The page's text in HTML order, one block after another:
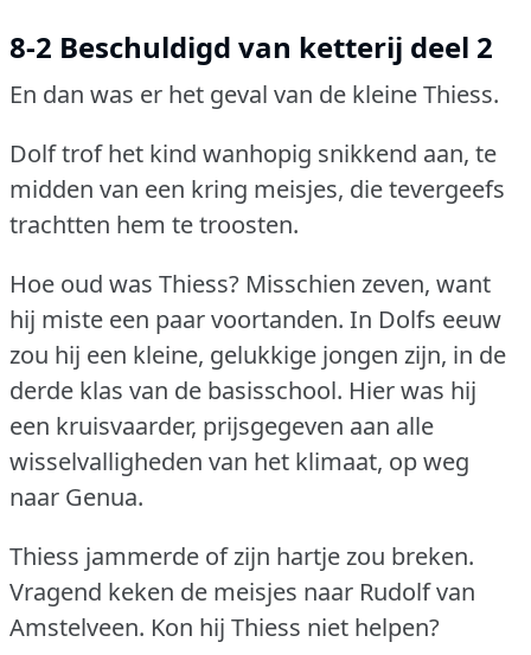
8-2 Beschuldigd van ketterij deel 2
En dan was er het geval van de kleine Thiess.
Dolf trof het kind wanhopig snikkend aan, te
midden van een kring meisjes, die tevergeefs
trachtten hem te troosten.
Hoe oud was Thiess? Misschien zeven, want
hij miste een paar voortanden. In Dolfs eeuw
zou hij een kleine, gelukkige jongen zijn, in de
derde klas van de basisschool. Hier was hij
een kruisvaarder, prijsgegeven aan alle
wisselvalligheden van het klimaat, op weg
naar Genua.
Thiess jammerde of zijn hartje zou breken.
Vragend keken de meisjes naar Rudolf van
Amstelveen. Kon hij Thiess niet helpen?